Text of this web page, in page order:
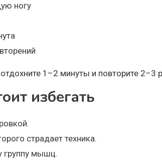
ногу
1–2 минуты и повторите 2–3
избегать
страдает техника.
группу мышц.